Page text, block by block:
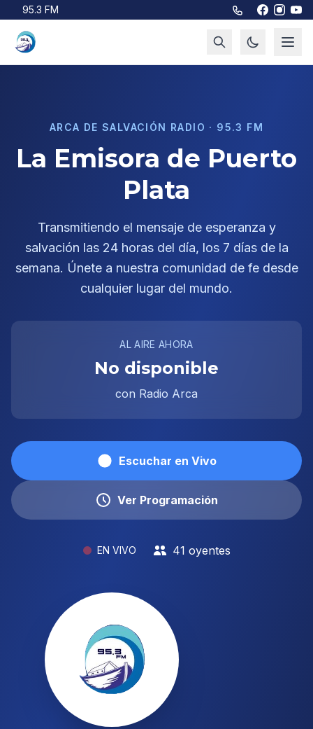
Saltar al contenido principal
95.3 FM
ARCA DE SALVACIÓN RADIO · 95.3 FM
La Emisora de Puerto
Plata
Transmitiendo el mensaje de esperanza y
salvación las 24 horas del día, los 7 días de la
semana. Únete a nuestra comunidad de fe desde
cualquier lugar del mundo.
AL AIRE AHORA
No disponible
con Radio Arca
Escuchar en Vivo
Ver Programación
EN VIVO 41 oyentes